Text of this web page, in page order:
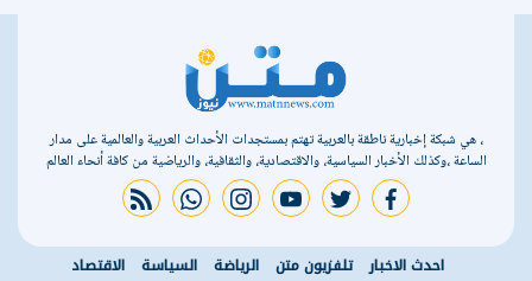
، هي شبكة إخبارية ناطقة بالعربية تهتم بمستجدات الأحداث العربية والعالمية على مدار
الساعة ،وكذلك الأخبار السياسية، والاقتصادية، والثقافية، والرياضية من كافة أنحاء العالم
facebook
twitter
youtube
instagram
whatsapp
rss feed
احدث الاخبار تلفزيون متن الرياضة السياسة
الاقتصاد